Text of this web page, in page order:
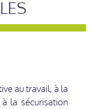
au travail, à la
la sécurisation